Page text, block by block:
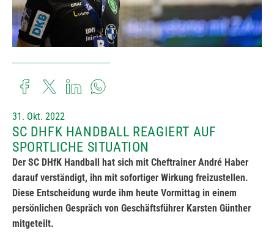
31. Okt. 2022
SC DHFK HANDBALL REAGIERT AUF
SPORTLICHE SITUATION
Der SC DHfK Handball hat sich mit Cheftrainer André Haber
darauf verständigt, ihn mit sofortiger Wirkung freizustellen.
Diese Entscheidung wurde ihm heute Vormittag in einem
persönlichen Gespräch von Geschäftsführer Karsten Günther
mitgeteilt.